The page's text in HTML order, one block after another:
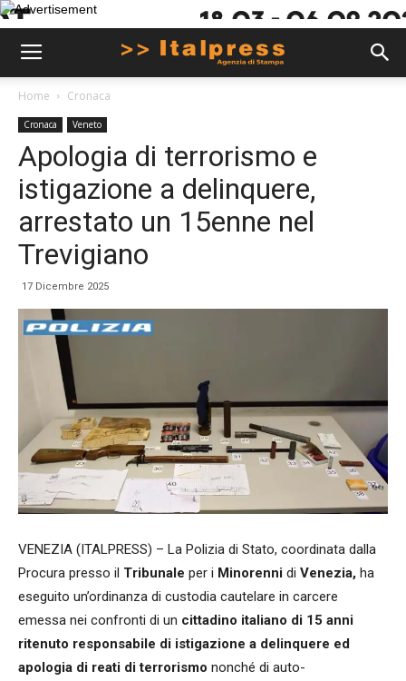
Home Cronaca
Cronaca Veneto
Apologia di terrorismo e
istigazione a delinquere,
arrestato un 15enne nel
Trevigiano
17 Dicembre 2025
VENEZIA (ITALPRESS) – La Polizia di Stato, coordinata dalla
Procura presso il Tribunale per i Minorenni di Venezia, ha
eseguito un’ordinanza di custodia cautelare in carcere
emessa nei confronti di un cittadino italiano di 15 anni
ritenuto responsabile di istigazione a delinquere ed
apologia di reati di terrorismo nonché di auto-